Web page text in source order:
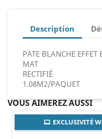
Description
PATE BLANCHE
MAT
RECTIFIÉ
1.08M2/PAQUET
VOUS AIMEREZ AUSSI
EXCLUSIVITÉ